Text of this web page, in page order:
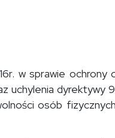
w sprawie ochrony
uchylenia
osób